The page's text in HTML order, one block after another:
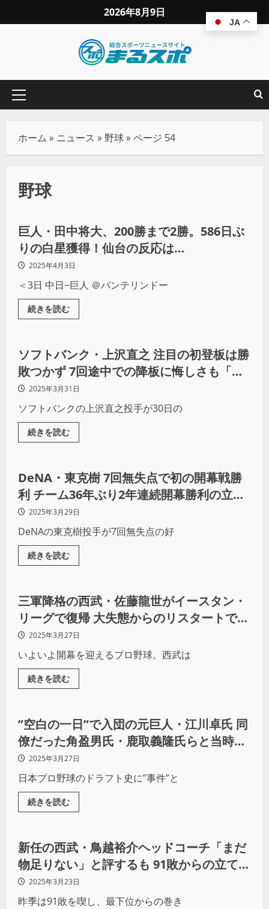
2026年8月9日
ホーム » ニュース » 野球»ページ 54
野球
野球
巨人・田中将大、200勝まで2勝。586日ぶ
りの白星獲得！仙台の反応は…
2025年4月3日
＜3日 中日−巨人 ＠バンテリンドー
続きを読む
野球
ソフトバンク・上沢直之 注目の初登板は勝
敗つかず 7回途中での降板に悔しさも「全
体的にはいいリズムで投げることができ
た」
2025年3月31日
ソフトバンクの上沢直之投手が30日の
続きを読む
野球
DeNA・東克樹 7回無失点で初の開幕戦勝
利 チーム36年ぶり2年連続開幕勝利の立役
者に2025年3月29日
DeNAの東克樹投手が7回無失点の好
続きを読む
野球
三軍降格の西武・佐藤龍世がイースタン・
リーグで復帰 大失態からのリスタートでま
たもや失った信頼獲得なるか
2025年3月27日
いよいよ開幕を迎えるプロ野球。西武は
続きを読む
野球
”空白の一日”で入団の元巨人・江川卓氏 同
僚だった角盈男氏・鹿取義隆氏らと当時の
エピソードを語り合う
2025年3月27日
日本プロ野球のドラフト史に”事件”と
続きを読む
野球
新任の西武・鳥越裕介ヘッドコーチ「まだ
物足りない」と評するも 91敗からの立て直
しへ2025年3月23日
昨季は91敗を喫し、最下位からの巻き
JA